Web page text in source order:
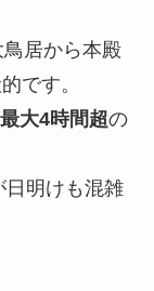
居から本殿
です。
最大4時間超の
日明けも混雑